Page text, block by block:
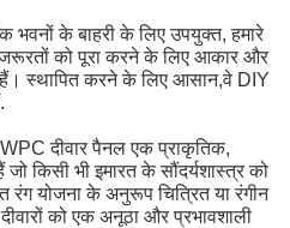
भवनों के बाहरी के लिए उपयुक्त, हमारे
जरूरतों को पूरा करने के लिए आकार और
स्थापित करने के लिए आसान,वे DIY
दीवार पैनल एक प्राकृतिक,
किसी भी इमारत के सौंदर्यशास्त्र को
रंग योजना के अनुरूप चित्रित या रंगीन
को एक अनूठा और प्रभावशाली